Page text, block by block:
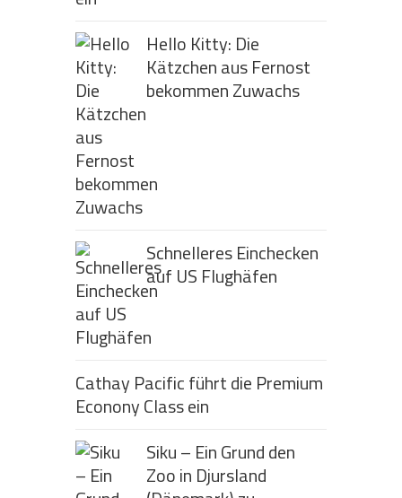
Hello Kitty: Die
Kätzchen aus Fernost
bekommen Zuwachs
Schnelleres Einchecken
auf US Flughäfen
Cathay Pacific führt die Premium
Econony Class ein
Siku – Ein Grund den
Zoo in Djursland